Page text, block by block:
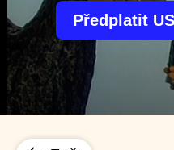
Předplatit